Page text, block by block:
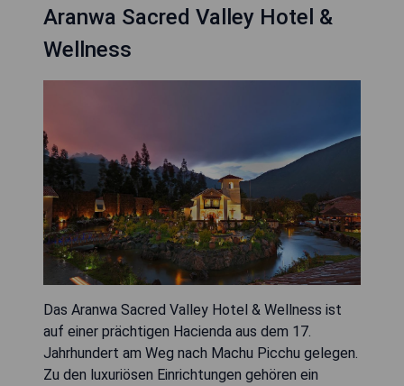
Aranwa Sacred Valley Hotel &
Wellness
Das Aranwa Sacred Valley Hotel & Wellness ist
auf einer prächtigen Hacienda aus dem 17.
Jahrhundert am Weg nach Machu Picchu gelegen.
Zu den luxuriösen Einrichtungen gehören ein